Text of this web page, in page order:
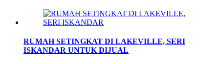
RUMAH SETINGKAT DI LAKEVILLE, SERI
ISKANDAR UNTUK DIJUAL